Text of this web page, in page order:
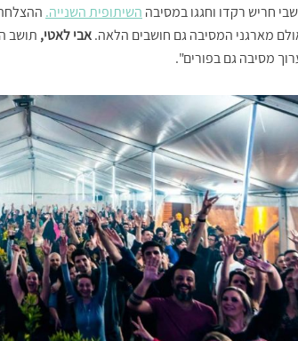
חריש רקדו וחגגו במסיבה השיתופית השנייה.
מארגני המסיבה גם חושבים הלאה.אבי לאטי, תושב
מסיבה גם בפורים".